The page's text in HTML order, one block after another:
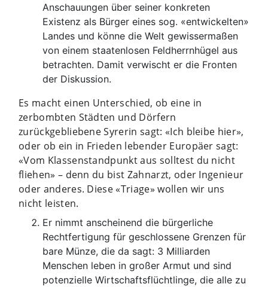
Anschauungen über seiner konkreten
Existenz als Bürger eines sog. «entwickelten»
Landes und könne die Welt gewissermaßen
von einem staatenlosen Feldherrnhügel aus
betrachten. Damit verwischt er die Fronten
der Diskussion.
Es macht einen Unterschied, ob eine in
zerbombten Städten und Dörfern
zurückgebliebene Syrerin sagt: «Ich bleibe hier»,
oder ob ein in Frieden lebender Europäer sagt:
«Vom Klassenstandpunkt aus solltest du nicht
fliehen» – denn du bist Zahnarzt, oder Ingenieur
oder anderes. Diese «Triage» wollen wir uns
nicht leisten.
Er nimmt anscheinend die bürgerliche
Rechtfertigung für geschlossene Grenzen für
bare Münze, die da sagt: 3 Milliarden
Menschen leben in großer Armut und sind
potenzielle Wirtschaftsflüchtlinge, die alle zu